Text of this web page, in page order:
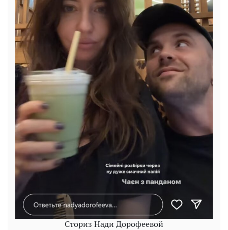
Сториз Нади Дорофеевой